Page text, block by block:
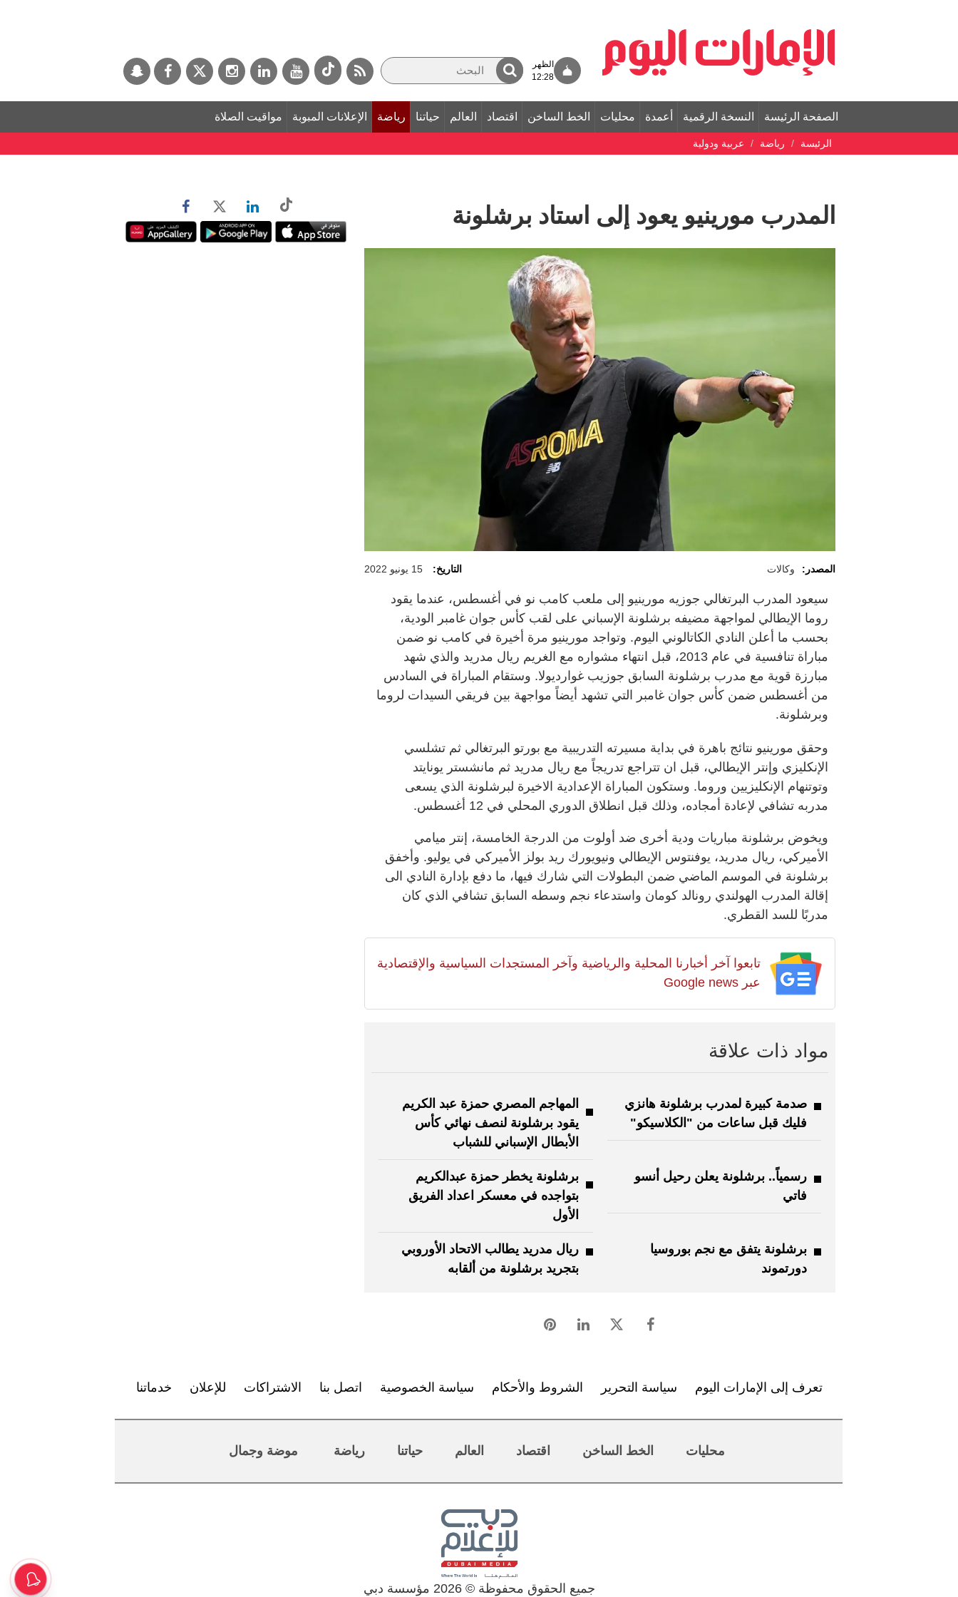
الظهر
12:28
الصفحة الرئيسة النسخة الرقمية أعمدة محليات الخط الساخن اقتصاد العالم حياتنا رياضة الإعلانات المبوبة مواقيت الصلاة
الرئيسة رياضة عربية ودولية
المدرب مورينيو يعود إلى استاد برشلونة
المصدر: وكالات التاريخ: 15 يونيو 2022
سيعود المدرب البرتغالي جوزيه مورينيو إلى ملعب كامب نو في أغسطس، عندما يقود
روما الإيطالي لمواجهة مضيفه برشلونة الإسباني على لقب كأس جوان غامبر الودية،
بحسب ما أعلن النادي الكاتالوني اليوم. وتواجد مورينيو مرة أخيرة في كامب نو ضمن
مباراة تنافسية في عام 2013، قبل انتهاء مشواره مع الغريم ريال مدريد والذي شهد
مبارزة قوية مع مدرب برشلونة السابق جوزيب غوارديولا. وستقام المباراة في السادس
من أغسطس ضمن كأس جوان غامبر التي تشهد أيضاً مواجهة بين فريقي السيدات لروما
وبرشلونة.
وحقق مورينيو نتائج باهرة في بداية مسيرته التدريبية مع بورتو البرتغالي ثم تشلسي
الإنكليزي وإنتر الإيطالي، قبل ان تتراجع تدريجاً مع ريال مدريد ثم مانشستر يونايتد
وتوتنهام الإنكليزيين وروما. وستكون المباراة الإعدادية الاخيرة لبرشلونة الذي يسعى
مدربه تشافي لإعادة أمجاده، وذلك قبل انطلاق الدوري المحلي في 12 أغسطس.
ويخوض برشلونة مباريات ودية أخرى ضد أولوت من الدرجة الخامسة، إنتر ميامي
الأميركي، ريال مدريد، يوفنتوس الإيطالي ونيويورك ريد بولز الأميركي في يوليو. وأخفق
برشلونة في الموسم الماضي ضمن البطولات التي شارك فيها، ما دفع بإدارة النادي الى
إقالة المدرب الهولندي رونالد كومان واستدعاء نجم وسطه السابق تشافي الذي كان
مدربًا للسد القطري.
تابعوا آخر أخبارنا المحلية والرياضية وآخر المستجدات السياسية والإقتصادية
عبر Google news
مواد ذات علاقة
صدمة كبيرة لمدرب برشلونة هانزي
فليك قبل ساعات من "الكلاسيكو"
المهاجم المصري حمزة عبد الكريم
يقود برشلونة لنصف نهائي كأس
الأبطال الإسباني للشباب
رسمياً.. برشلونة يعلن رحيل أنسو
فاتي
برشلونة يخطر حمزة عبدالكريم
بتواجده في معسكر اعداد الفريق
الأول
برشلونة يتفق مع نجم بوروسيا
دورتموند
ريال مدريد يطالب الاتحاد الأوروبي
بتجريد برشلونة من ألقابه
تعرف إلى الإمارات اليوم سياسة التحرير الشروط والأحكام سياسة الخصوصية اتصل بنا الاشتراكات للإعلان خدماتنا
محليات الخط الساخن اقتصاد العالم حياتنا رياضة موضة وجمال
جميع الحقوق محفوظة © 2026 مؤسسة دبي